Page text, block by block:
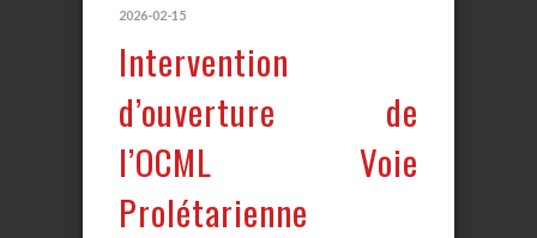
2026-02-15
Intervention
d’ouverture de
l’OCML Voie
Prolétarienne